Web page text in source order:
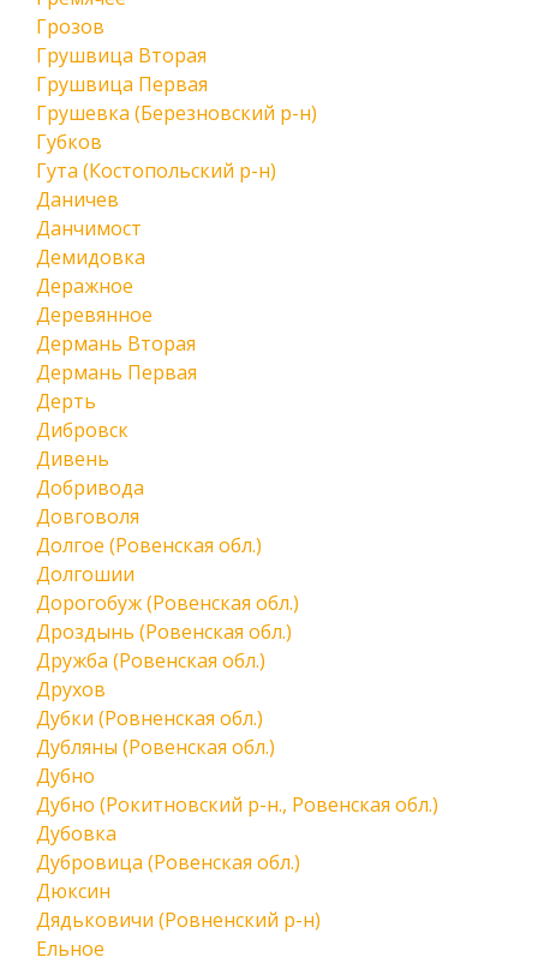
Грозов
Грушвица Вторая
Грушвица Первая
Грушевка (Березновский р-н)
Губков
Гута (Костопольский р-н)
Даничев
Данчимост
Демидовка
Деражное
Деревянное
Дермань Вторая
Дермань Первая
Дерть
Дибровск
Дивень
Добривода
Довговоля
Долгое (Ровенская обл.)
Долгошии
Дорогобуж (Ровенская обл.)
Дроздынь (Ровенская обл.)
Дружба (Ровенская обл.)
Друхов
Дубки (Ровненская обл.)
Дубляны (Ровенская обл.)
Дубно
Дубно (Рокитновский р-н., Ровенская обл.)
Дубовка
Дубровица (Ровенская обл.)
Дюксин
Дядьковичи (Ровненский р-н)
Ельное